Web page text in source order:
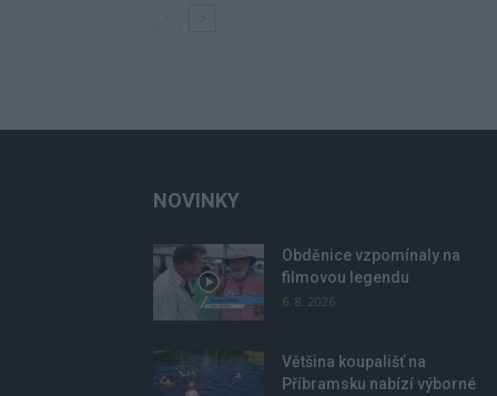
NOVINKY
Obděnice vzpomínaly na
filmovou legendu
6. 8. 2026
Většina koupališť na
Příbramsku nabízí výborné